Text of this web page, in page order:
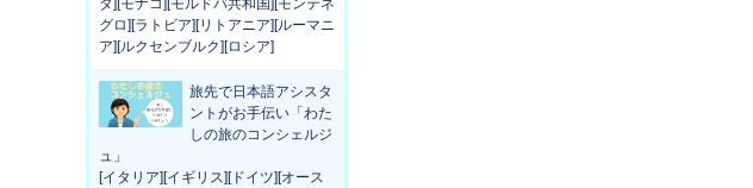
タ][モナコ][モルドバ共和国][モンテネ
グロ][ラトビア][リトアニア][ルーマニ
ア][ルクセンブルク][ロシア]
旅先で日本語アシスタ
ントがお手伝い「わた
しの旅のコンシェルジ
ュ」
[イタリア][イギリス][ドイツ][オース